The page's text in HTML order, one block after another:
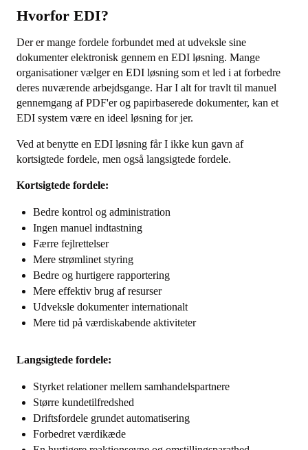
Hvorfor EDI?
Der er mange fordele forbundet med at udveksle sine
dokumenter elektronisk gennem en EDI løsning. Mange
organisationer vælger en EDI løsning som et led i at forbedre
deres nuværende arbejdsgange. Har I alt for travlt til manuel
gennemgang af PDF'er og papirbaserede dokumenter, kan et
EDI system være en ideel løsning for jer.
Ved at benytte en EDI løsning får I ikke kun gavn af
kortsigtede fordele, men også langsigtede fordele.
Kortsigtede fordele:
Bedre kontrol og administration
Ingen manuel indtastning
Færre fejlrettelser
Mere strømlinet styring
Bedre og hurtigere rapportering
Mere effektiv brug af resurser
Udveksle dokumenter internationalt
Mere tid på værdiskabende aktiviteter
Langsigtede fordele:
Styrket relationer mellem samhandelspartnere
Større kundetilfredshed
Driftsfordele grundet automatisering
Forbedret værdikæde